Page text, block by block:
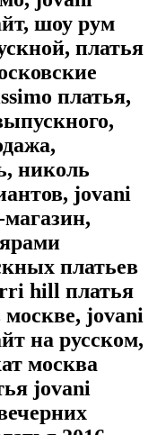
шоу рум
платья
платья,
николь
jovani
платьев
hill платья
москве, jovani
на русском,
москва
jovani